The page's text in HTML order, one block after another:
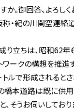
。御回答、よろしく
・紀の川関空連絡
立ちは、昭和62
ークの構想を推
ルで形成される
本道路は既に供
、そうお伺いして